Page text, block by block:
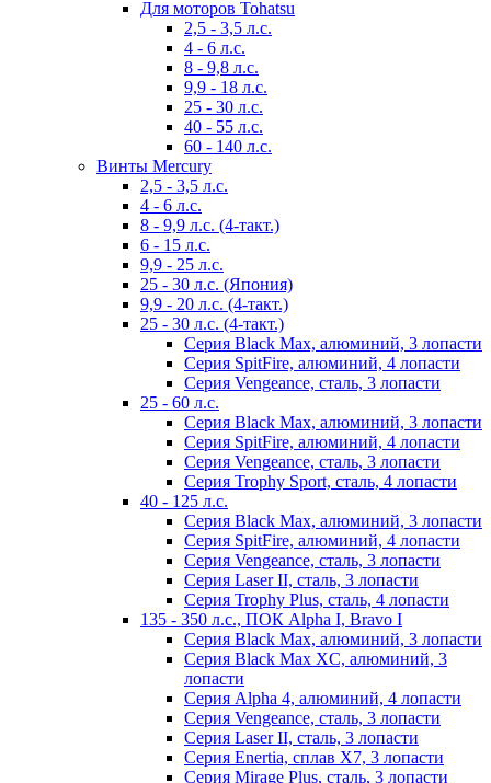
Для моторов Tohatsu
2,5 - 3,5 л.с.
4 - 6 л.с.
8 - 9,8 л.с.
9,9 - 18 л.с.
25 - 30 л.с.
40 - 55 л.с.
60 - 140 л.с.
Винты Mercury
2,5 - 3,5 л.с.
4 - 6 л.с.
8 - 9,9 л.с. (4-такт.)
6 - 15 л.с.
9,9 - 25 л.с.
25 - 30 л.с. (Япония)
9,9 - 20 л.с. (4-такт.)
25 - 30 л.с. (4-такт.)
Серия Black Max, алюминий, 3 лопасти
Серия SpitFire, алюминий, 4 лопасти
Серия Vengeance, сталь, 3 лопасти
25 - 60 л.с.
Серия Black Max, алюминий, 3 лопасти
Серия SpitFire, алюминий, 4 лопасти
Серия Vengeance, сталь, 3 лопасти
Серия Trophy Sport, сталь, 4 лопасти
40 - 125 л.с.
Серия Black Max, алюминий, 3 лопасти
Серия SpitFire, алюминий, 4 лопасти
Серия Vengeance, сталь, 3 лопасти
Серия Laser II, сталь, 3 лопасти
Серия Trophy Plus, сталь, 4 лопасти
135 - 350 л.с., ПОК Alpha I, Bravo I
Серия Black Max, алюминий, 3 лопасти
Серия Black Max XC, алюминий, 3
лопасти
Серия Alpha 4, алюминий, 4 лопасти
Серия Vengeance, сталь, 3 лопасти
Серия Laser II, сталь, 3 лопасти
Серия Enertia, сплав Х7, 3 лопасти
Серия Mirage Plus, сталь, 3 лопасти